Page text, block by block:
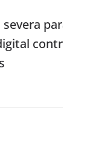
para
contra